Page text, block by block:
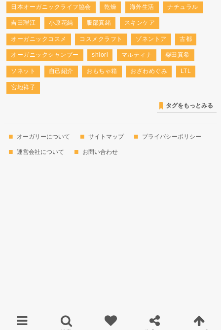
日本オーガニックライフ協会 乾燥 海外生活 ナチュラル
吉田理江 小原花純 服部真緒 スキンケア
オーガニックコスメ コスメクラフト ゾネントア 古都
オーガニックシャンプー shiori マルティナ 柴田真希
ソネット 自己紹介 おもちゃ箱 おざわめぐみ LTL
宮地祥子
タグをもっとみる
オーガリーについて サイトマップ プライバシーポリシー
運営会社について お問い合わせ